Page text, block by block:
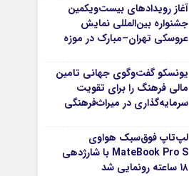
آغاز رویدادهای بیست‌ویکمین
جشنواره بین‌المللی نمایش
عروسکی تهران–مبارک در موزه
یونسکو گفت‌وگوی جهانی تامین
مالی فرهنگ را برای تقویت
سرمایه‌گذاری در میراث‌فرهنگی
صنایع خلاق
لپ‌تاپ فوق‌سبک هواوی
MateBook Pro S با شارژدهی
۱۸ ساعته رونمایی شد